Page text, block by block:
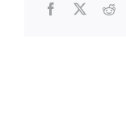
Facebook
X